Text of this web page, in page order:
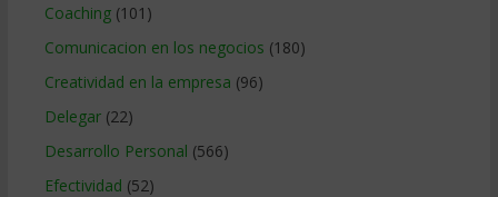
Coaching(101)
Comunicacion en los negocios (180)
Creatividad en la empresa (96)
Delegar(22)
Desarrollo Personal (566)
Efectividad (52)